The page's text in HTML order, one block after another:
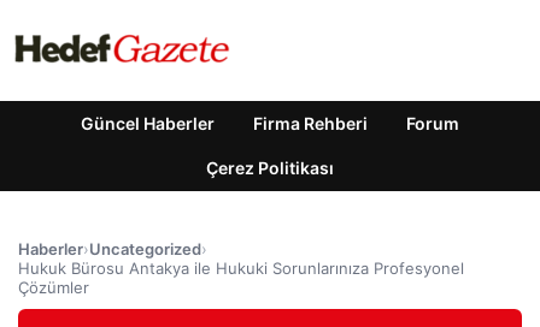
Güncel Haberler Firma Rehberi Forum
Çerez Politikası
Haberler›Uncategorized›
Hukuk Bürosu Antakya ile Hukuki Sorunlarınıza Profesyonel
Çözümler